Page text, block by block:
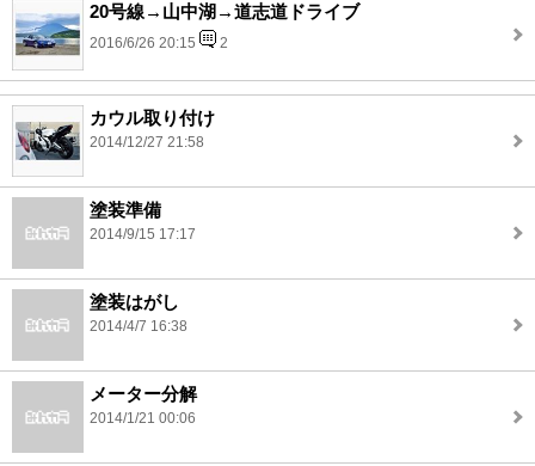
20号線→山中湖→道志道ドライブ
2016/6/26 20:15 2
カウル取り付け
2014/12/27 21:58
塗装準備
2014/9/15 17:17
塗装はがし
2014/4/7 16:38
メーター分解
2014/1/21 00:06